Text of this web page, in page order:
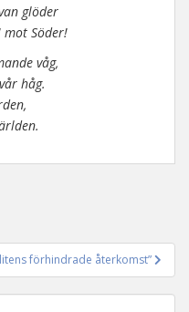
glöder
mot Söder!
våg,
håg.
förhindrade återkomst”